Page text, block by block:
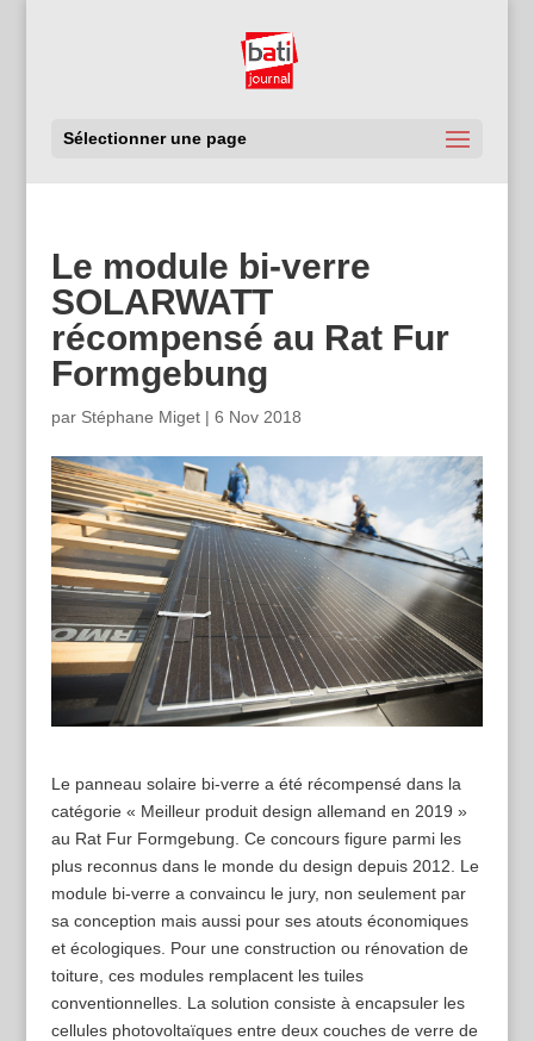
Sélectionner une page
Le module bi-verre
SOLARWATT
récompensé au Rat Fur
Formgebung
par Stéphane Miget| 6 Nov 2018
Le panneau solaire bi-verre a été récompensé dans la
catégorie « Meilleur produit design allemand en 2019 »
au Rat Fur Formgebung. Ce concours figure parmi les
plus reconnus dans le monde du design depuis 2012. Le
module bi-verre a convaincu le jury, non seulement par
sa conception mais aussi pour ses atouts économiques
et écologiques. Pour une construction ou rénovation de
toiture, ces modules remplacent les tuiles
conventionnelles. La solution consiste à encapsuler les
cellules photovoltaïques entre deux couches de verre de